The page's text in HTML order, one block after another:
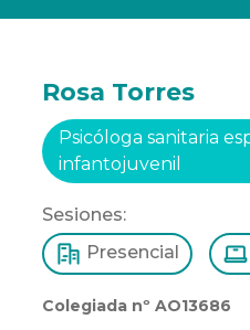
Rosa Torres
Psicóloga sanitaria
infantojuvenil
Sesiones:
Presencial
Colegiada nº AO13686